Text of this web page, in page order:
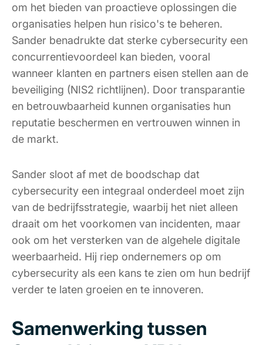
om het bieden van proactieve oplossingen die
organisaties helpen hun risico's te beheren.
Sander benadrukte dat sterke cybersecurity een
concurrentievoordeel kan bieden, vooral
wanneer klanten en partners eisen stellen aan de
beveiliging (NIS2 richtlijnen). Door transparantie
en betrouwbaarheid kunnen organisaties hun
reputatie beschermen en vertrouwen winnen in
de markt.
Sander sloot af met de boodschap dat
cybersecurity een integraal onderdeel moet zijn
van de bedrijfsstrategie, waarbij het niet alleen
draait om het voorkomen van incidenten, maar
ook om het versterken van de algehele digitale
weerbaarheid. Hij riep ondernemers op om
cybersecurity als een kans te zien om hun bedrijf
verder te laten groeien en te innoveren.
Samenwerking tussen